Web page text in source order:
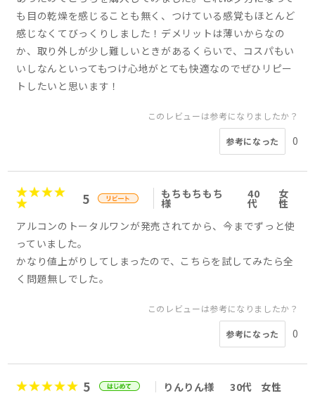
も目の乾燥を感じることも無く、つけている感覚もほとんど
感じなくてびっくりしました！デメリットは薄いからなの
か、取り外しが少し難しいときがあるくらいで、コスパもい
いしなんといってもつけ心地がとても快適なのでぜひリピー
トしたいと思います！
このレビューは参考になりましたか？
参考になった 0
5 もちもちもち
様
40
代
女
性
アルコンのトータルワンが発売されてから、今までずっと使
っていました。
かなり値上がりしてしまったので、こちらを試してみたら全
く問題無しでした。
このレビューは参考になりましたか？
参考になった 0
5 りんりん様 30代
女性